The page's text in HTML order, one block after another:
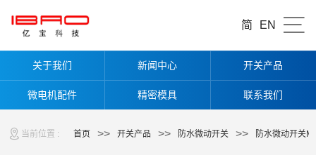
简 EN
关于我们 新闻中心 开关产品
微电机配件 精密模具 联系我们
当前位置 : 首页 >> 开关产品 >> 防水微动开关 >> 防水微动开关